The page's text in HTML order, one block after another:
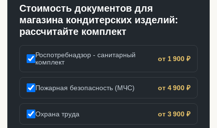
Стоимость документов для
магазина кондитерских изделий:
рассчитайте комплект
Роспотребнадзор - санитарный
комплект
от 1 900 ₽
Пожарная безопасность (МЧС) от 4 900 ₽
Охрана труда от 3 900 ₽